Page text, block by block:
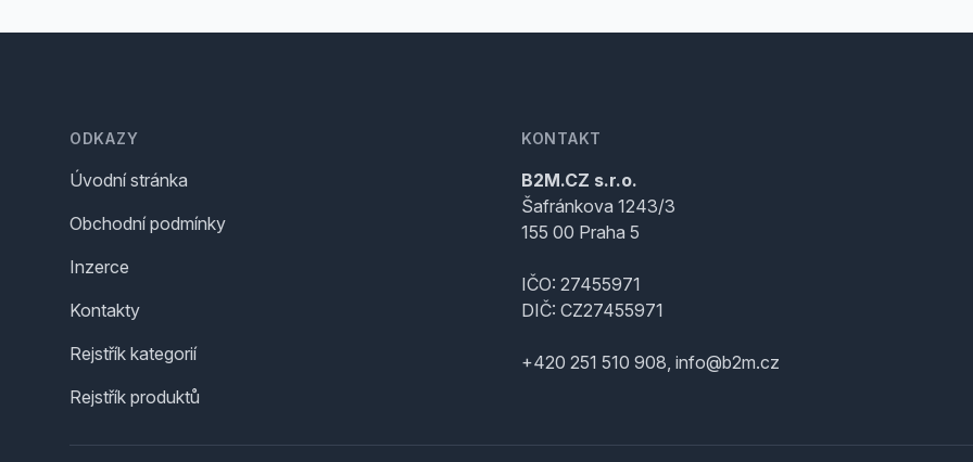
ODKAZY
Úvodní stránka
Obchodní podmínky
Inzerce
Kontakty
Rejstřík kategorií
Rejstřík produktů
KONTAKT
B2M.CZ s.r.o.
Šafránkova 1243/3
155 00 Praha 5
IČO: 27455971
DIČ: CZ27455971
+420 251 510 908, info@b2m.cz